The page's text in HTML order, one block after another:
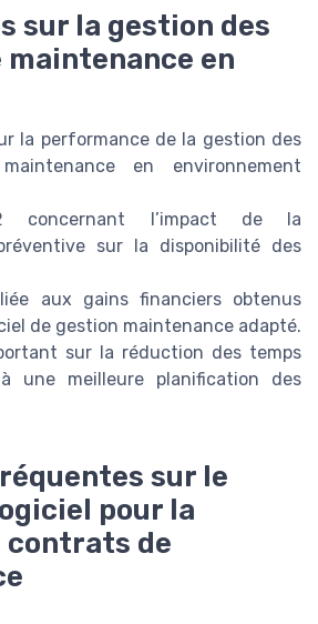
sur la gestion des
en
la performance de la gestion des
en environnement
concernant l’impact de la
sur la disponibilité des
aux gains financiers obtenus
de gestion maintenance adapté.
sur la réduction des temps
une meilleure planification des
sur le
pour la
contrats de